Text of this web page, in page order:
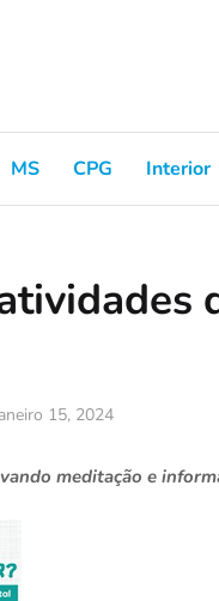
MS CPG Interior
15, 2024
meditação e